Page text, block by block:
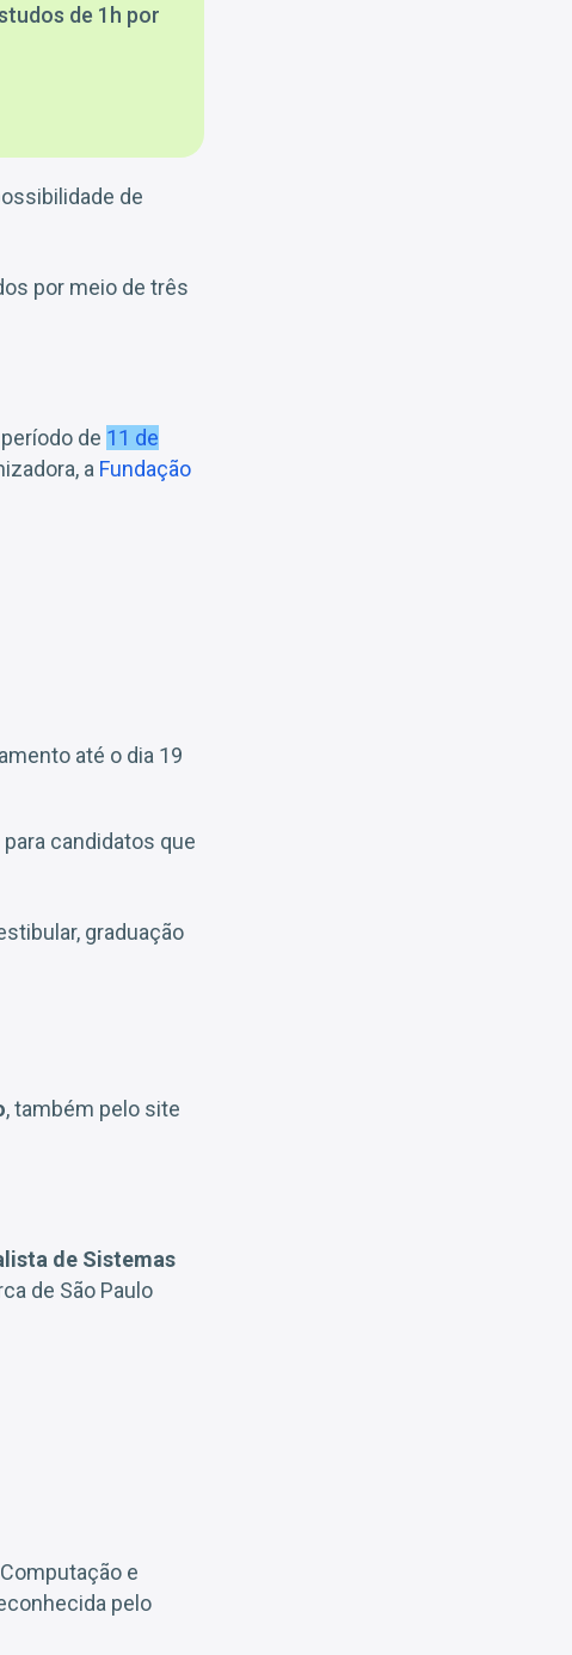
de 1h por
de
por meio de três
de 11 de
a Fundação
até o dia 19
para candidatos que
graduação
, também pelo site
de Sistemas
de São Paulo
e
pelo